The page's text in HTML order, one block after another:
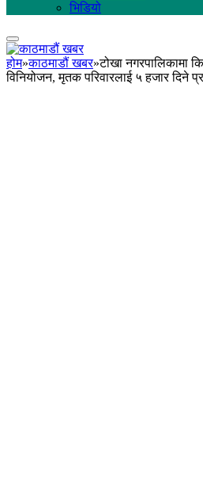
भिडियो
होम»काठमाडौं खबर»टोखा नगरपालिकामा
विनियोजन, मृतक परिवारलाई ५ हजार दिने